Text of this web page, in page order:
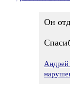
Он
Андрей